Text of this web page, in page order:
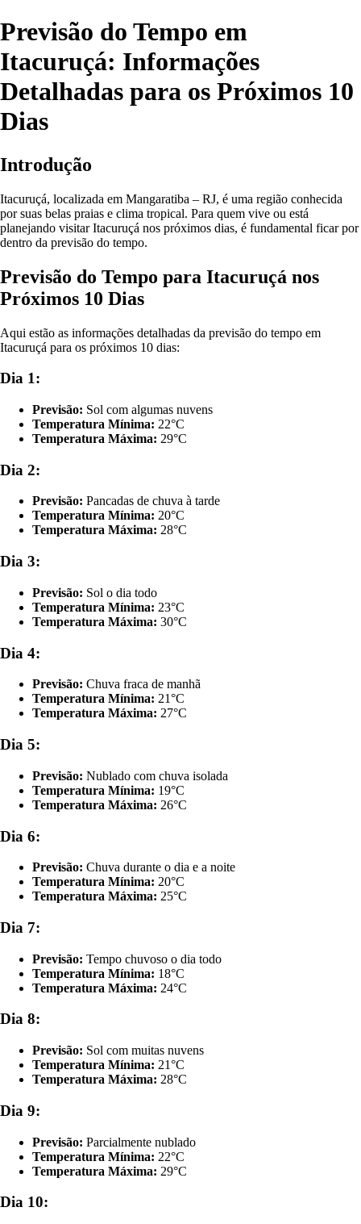
Previsão do Tempo em
Itacuruçá: Informações
Detalhadas para os Próximos 10
Dias
Introdução
Itacuruçá, localizada em Mangaratiba – RJ, é uma região conhecida
por suas belas praias e clima tropical. Para quem vive ou está
planejando visitar Itacuruçá nos próximos dias, é fundamental ficar por
dentro da previsão do tempo.
Previsão do Tempo para Itacuruçá nos
Próximos 10 Dias
Aqui estão as informações detalhadas da previsão do tempo em
Itacuruçá para os próximos 10 dias:
Dia 1:
Previsão: Sol com algumas nuvens
Temperatura Mínima: 22°C
Temperatura Máxima: 29°C
Dia 2:
Previsão: Pancadas de chuva à tarde
Temperatura Mínima: 20°C
Temperatura Máxima: 28°C
Dia 3:
Previsão: Sol o dia todo
Temperatura Mínima: 23°C
Temperatura Máxima: 30°C
Dia 4:
Previsão: Chuva fraca de manhã
Temperatura Mínima: 21°C
Temperatura Máxima: 27°C
Dia 5:
Previsão: Nublado com chuva isolada
Temperatura Mínima: 19°C
Temperatura Máxima: 26°C
Dia 6:
Previsão: Chuva durante o dia e a noite
Temperatura Mínima: 20°C
Temperatura Máxima: 25°C
Dia 7:
Previsão: Tempo chuvoso o dia todo
Temperatura Mínima: 18°C
Temperatura Máxima: 24°C
Dia 8:
Previsão: Sol com muitas nuvens
Temperatura Mínima: 21°C
Temperatura Máxima: 28°C
Dia 9:
Previsão: Parcialmente nublado
Temperatura Mínima: 22°C
Temperatura Máxima: 29°C
Dia 10: